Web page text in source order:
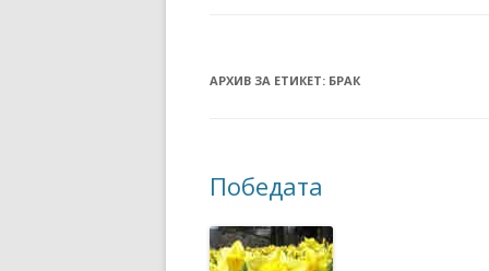
АРХИВ ЗА ЕТИКЕТ: БРАК
Победата